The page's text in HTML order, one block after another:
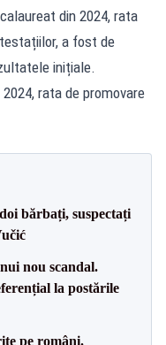
din 2024, rata
a fost de
inițiale.
rata de promovare
bărbați, suspectați
nou scandal.
la postările
pe români.